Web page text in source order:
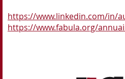
https://www.linkedin.com/in/
https://www.fabula.org/